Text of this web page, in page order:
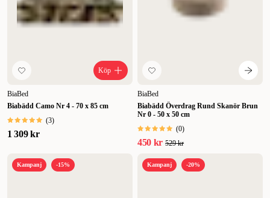
Köp
BiaBed
Biabädd Camo Nr 4 - 70 x 85 cm
(3)
1 309 kr
BiaBed
Biabädd Överdrag Rund Skanör Brun
Nr 0 - 50 x 50 cm
(0)
450 kr 529 kr
Kampanj -15% Kampanj -20%